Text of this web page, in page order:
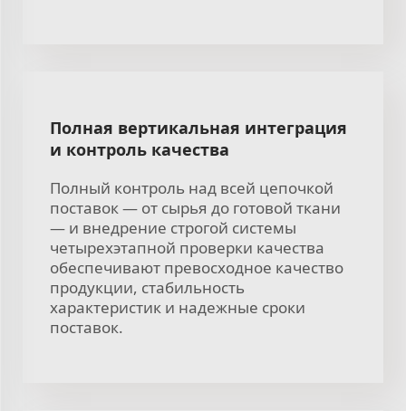
Полная вертикальная интеграция
и контроль качества
Полный контроль над всей цепочкой
поставок — от сырья до готовой ткани
— и внедрение строгой системы
четырехэтапной проверки качества
обеспечивают превосходное качество
продукции, стабильность
характеристик и надежные сроки
поставок.